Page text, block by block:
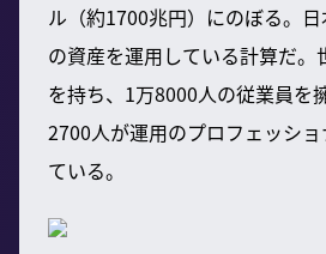
ル（約1700兆円）にのぼる。
の資産を運用している計算だ。
を持ち、1万8000人の従業員を
2700人が運用のプロフェッシ
ている。